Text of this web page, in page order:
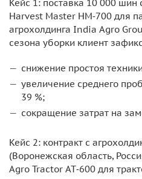
Кейс 1: поставка 10 000 шин
Harvest Master HM‑700 для
агрохолдинга India Agro
сезона уборки клиент
снижение простоя
увеличение среднего
39 %;
сокращение затрат на
Кейс 2: контракт с
(Воронежская область,
Agro Tractor AT‑600 для